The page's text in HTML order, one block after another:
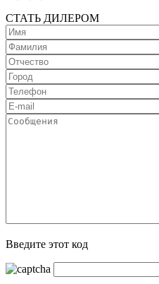
СТАТЬ ДИЛЕРОМ
Введите этот код